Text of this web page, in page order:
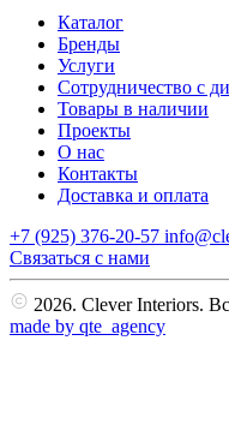
Каталог
Бренды
Услуги
Сотрудничество с
Товары в наличии
Проекты
О нас
Контакты
Доставка и оплата
+7 (925) 376-20-57
Cвязаться с нами
2026. Clever Interiors.
made by qte_agency